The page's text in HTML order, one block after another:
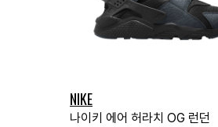
NIKE
나이키 에어 허라치 OG 런던